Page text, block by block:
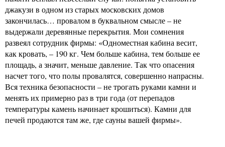
джакузи в одном из старых московских домов
закончилась… провалом в буквальном смысле – не
выдержали деревянные перекрытия. Мои сомнения
развеял сотрудник фирмы: «Одноместная кабина весит,
как кровать, – 190 кг. Чем больше кабина, тем больше ее
площадь, а значит, меньше давление. Так что опасения
насчет того, что полы провалятся, совершенно напрасны.
Вся техника безопасности – не трогать руками камни и
менять их примерно раз в три года (от перепадов
температуры камень начинает крошиться). Камни для
печей продаются там же, где сауны вашей фирмы».